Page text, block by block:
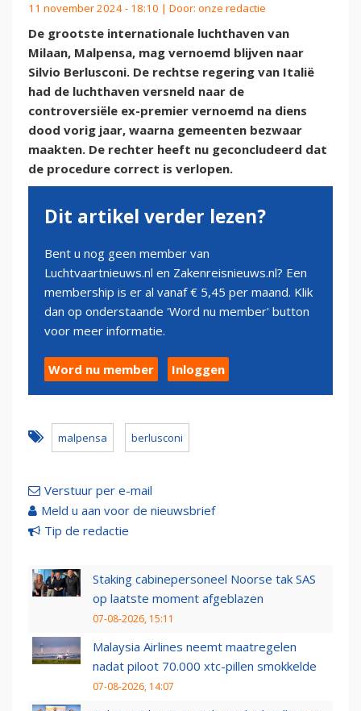
11 november 2024 - 18:10 | Door: onze redactie
De grootste internationale luchthaven van
Milaan, Malpensa, mag vernoemd blijven naar
Silvio Berlusconi. De rechtse regering van Italië
had de luchthaven versneld naar de
controversiële ex-premier vernoemd na diens
dood vorig jaar, waarna gemeenten bezwaar
maakten. De rechter heeft nu geconcludeerd dat
de procedure correct is verlopen.
Dit artikel verder lezen?
Bent u nog geen member van
Luchtvaartnieuws.nl en Zakenreisnieuws.nl? Een
membership is er al vanaf € 5,45 per maand. Klik
dan op onderstaande 'Word nu member' button
voor meer informatie.
Word nu member Inloggen
malpensa berlusconi
Verstuur per e-mail
Meld u aan voor de nieuwsbrief
Tip de redactie
Staking cabinepersoneel Noorse tak SAS
op laatste moment afgeblazen
07-08-2026, 15:11
Malaysia Airlines neemt maatregelen
nadat piloot 70.000 xtc-pillen smokkelde
07-08-2026, 14:07